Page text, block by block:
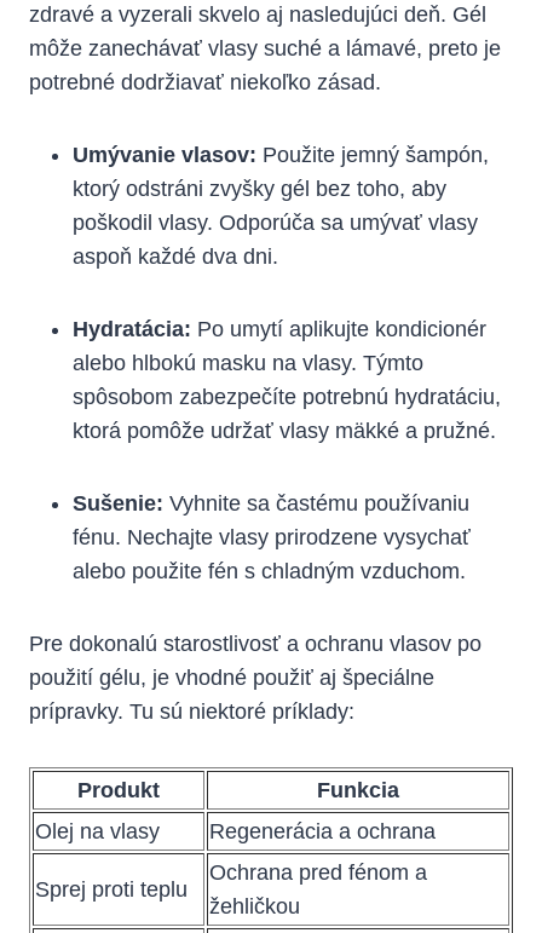
zdravé a vyzerali skvelo aj nasledujúci deň. Gél
môže zanechávať vlasy suché a lámavé, preto je
potrebné dodržiavať niekoľko zásad.
Umývanie vlasov: Použite jemný šampón,
ktorý odstráni zvyšky gél bez toho, aby
poškodil vlasy. Odporúča sa umývať vlasy
aspoň každé dva dni.
Hydratácia: Po umytí aplikujte kondicionér
alebo hlbokú masku na vlasy. Týmto
spôsobom zabezpečíte potrebnú hydratáciu,
ktorá pomôže udržať vlasy mäkké a pružné.
Sušenie: Vyhnite sa častému používaniu
fénu. Nechajte vlasy prirodzene vysychať
alebo použite fén s chladným vzduchom.
Pre dokonalú starostlivosť a ochranu vlasov po
použití gélu, je vhodné použiť aj špeciálne
prípravky. Tu sú niektoré príklady:
Produkt
Funkcia
Olej na vlasy
Regenerácia a ochrana
Sprej proti teplu
Ochrana pred fénom a
žehličkou